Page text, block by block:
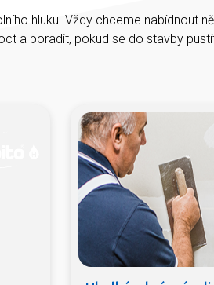
hluku. Vždy chceme nabídnout
a poradit, pokud se do stavby